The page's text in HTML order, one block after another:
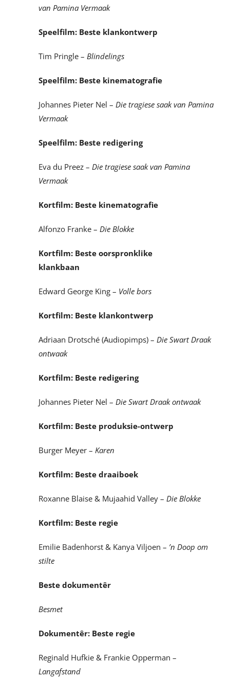
van Pamina Vermaak
Speelfilm: Beste klankontwerp
Tim Pringle – Blindelings
Speelfilm: Beste kinematografie
Johannes Pieter Nel – Die tragiese saak van Pamina
Vermaak
Speelfilm: Beste redigering
Eva du Preez – Die tragiese saak van Pamina
Vermaak
Kortfilm: Beste kinematografie
Alfonzo Franke – Die Blokke
Kortfilm: Beste oorspronklike
klankbaan
Edward George King – Volle bors
Kortfilm: Beste klankontwerp
Adriaan Drotsché (Audiopimps) – Die Swart Draak
ontwaak
Kortfilm: Beste redigering
Johannes Pieter Nel – Die Swart Draak ontwaak
Kortfilm: Beste produksie-ontwerp
Burger Meyer – Karen
Kortfilm: Beste draaiboek
Roxanne Blaise & Mujaahid Valley – Die Blokke
Kortfilm: Beste regie
Emilie Badenhorst & Kanya Viljoen – ’n Doop om
stilte
Beste dokumentêr
Besmet
Dokumentêr: Beste regie
Reginald Hufkie & Frankie Opperman –
Langafstand